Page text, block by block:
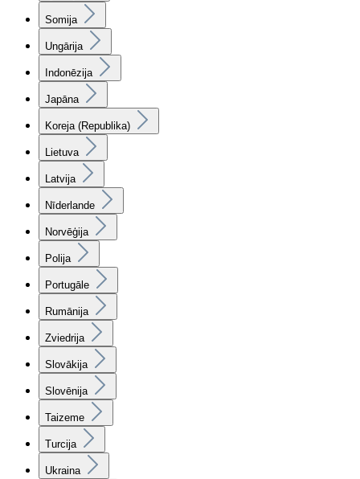
Somija
Ungārija
Indonēzija
Japāna
Koreja (Republika)
Lietuva
Latvija
Nīderlande
Norvēģija
Polija
Portugāle
Rumānija
Zviedrija
Slovākija
Slovēnija
Taizeme
Turcija
Ukraina